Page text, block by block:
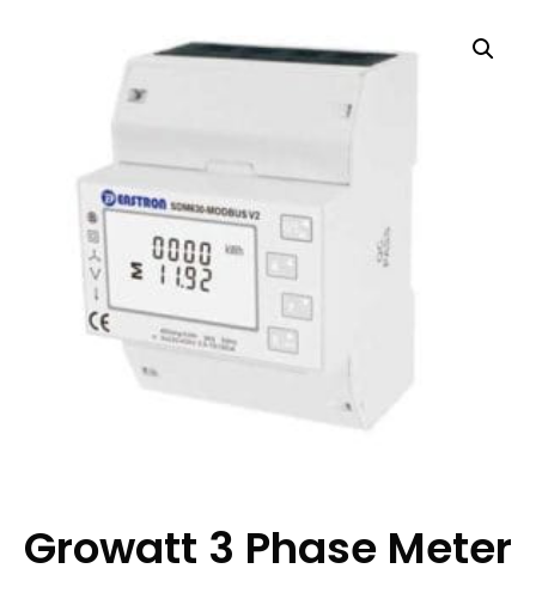
Growatt 3 Phase Meter